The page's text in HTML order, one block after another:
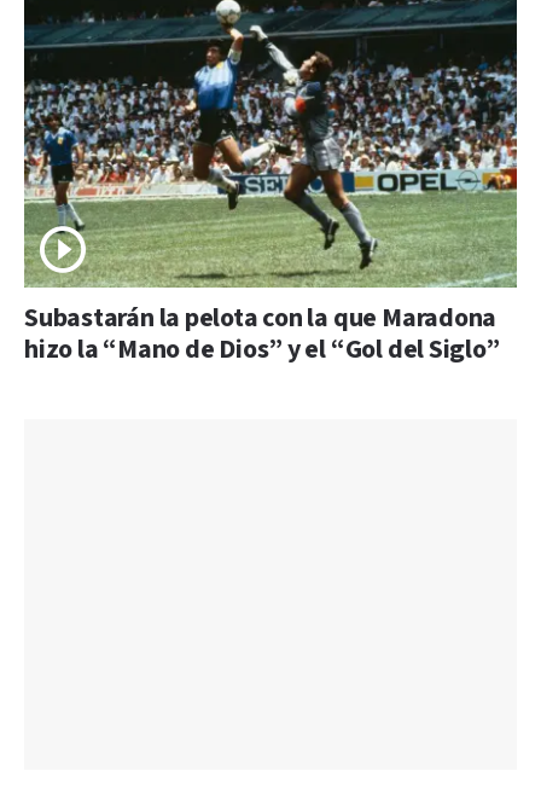
Subastarán la pelota con la que Maradona
hizo la “Mano de Dios” y el “Gol del Siglo”